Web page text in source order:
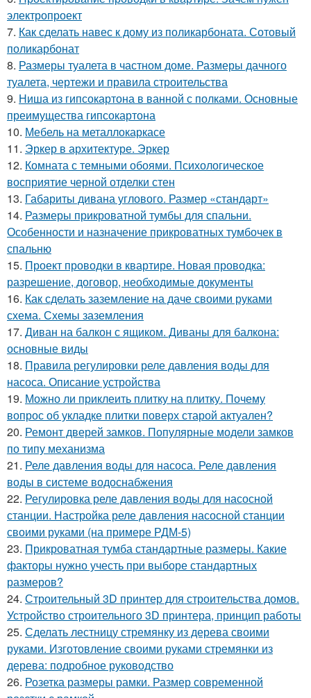
электропроект
7. Как сделать навес к дому из поликарбоната. Сотовый
поликарбонат
8. Размеры туалета в частном доме. Размеры дачного
туалета, чертежи и правила строительства
9. Ниша из гипсокартона в ванной с полками. Основные
преимущества гипсокартона
10. Мебель на металлокаркасе
11. Эркер в архитектуре. Эркер
12. Комната с темными обоями. Психологическое
восприятие черной отделки стен
13. Габариты дивана углового. Размер «стандарт»
14. Размеры прикроватной тумбы для спальни.
Особенности и назначение прикроватных тумбочек в
спальню
15. Проект проводки в квартире. Новая проводка:
разрешение, договор, необходимые документы
16. Как сделать заземление на даче своими руками
схема. Схемы заземления
17. Диван на балкон с ящиком. Диваны для балкона:
основные виды
18. Правила регулировки реле давления воды для
насоса. Описание устройства
19. Можно ли приклеить плитку на плитку. Почему
вопрос об укладке плитки поверх старой актуален?
20. Ремонт дверей замков. Популярные модели замков
по типу механизма
21. Реле давления воды для насоса. Реле давления
воды в системе водоснабжения
22. Регулировка реле давления воды для насосной
станции. Настройка реле давления насосной станции
своими руками (на примере РДМ-5)
23. Прикроватная тумба стандартные размеры. Какие
факторы нужно учесть при выборе стандартных
размеров?
24. Строительный 3D принтер для строительства домов.
Устройство строительного 3D принтера, принцип работы
25. Сделать лестницу стремянку из дерева своими
руками. Изготовление своими руками стремянки из
дерева: подробное руководство
26. Розетка размеры рамки. Размер современной